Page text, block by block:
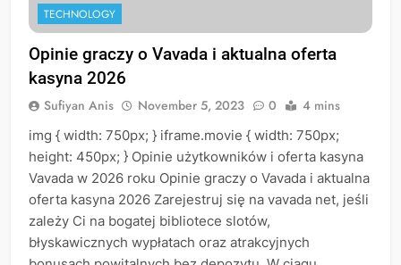
TECHNOLOGY
Opinie graczy o Vavada i aktualna oferta
kasyna 2026
Sufiyan Anis November 5, 2023 0 4 mins
img { width: 750px; } iframe.movie { width: 750px;
height: 450px; } Opinie użytkowników i oferta kasyna
Vavada w 2026 roku Opinie graczy o Vavada i aktualna
oferta kasyna 2026 Zarejestruj się na vavada net, jeśli
zależy Ci na bogatej bibliotece slotów,
błyskawicznych wypłatach oraz atrakcyjnych